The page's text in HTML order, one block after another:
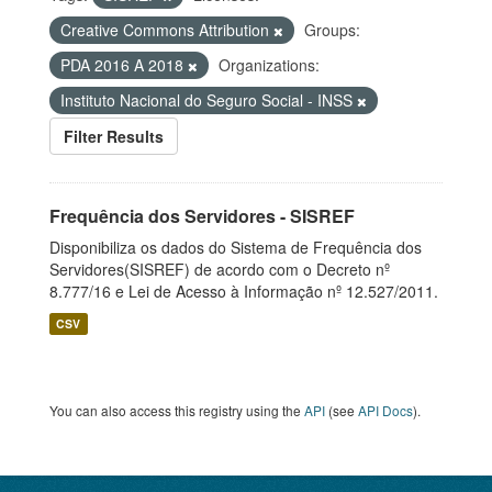
Creative Commons Attribution
Groups:
PDA 2016 A 2018
Organizations:
Instituto Nacional do Seguro Social - INSS
Filter Results
Frequência dos Servidores - SISREF
Disponibiliza os dados do Sistema de Frequência dos
Servidores(SISREF) de acordo com o Decreto nº
8.777/16 e Lei de Acesso à Informação nº 12.527/2011.
CSV
You can also access this registry using the API (see API Docs).